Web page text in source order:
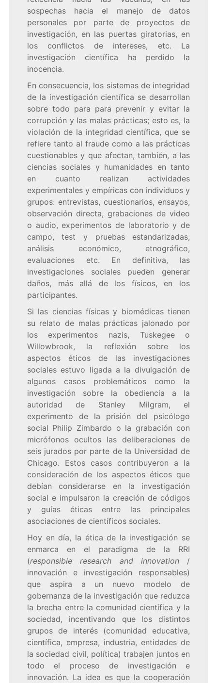
sospechas hacia el manejo de datos
personales por parte de proyectos de
investigación, en las puertas giratorias, en
los conflictos de intereses, etc. La
investigación científica ha perdido la
inocencia.
En consecuencia, los sistemas de integridad
de la investigación científica se desarrollan
sobre todo para para prevenir y evitar la
corrupción y las malas prácticas; esto es, la
violación de la integridad científica, que se
refiere tanto al fraude como a las prácticas
cuestionables y que afectan, también, a las
ciencias sociales y humanidades en tanto
en cuanto realizan actividades
experimentales y empíricas con individuos y
grupos: entrevistas, cuestionarios, ensayos,
observación directa, grabaciones de video
o audio, experimentos de laboratorio y de
campo, test y pruebas estandarizadas,
análisis económico, etnográfico,
evaluaciones etc. En definitiva, las
investigaciones sociales pueden generar
daños, más allá de los físicos, en los
participantes.
Si las ciencias físicas y biomédicas tienen
su relato de malas prácticas jalonado por
los experimentos nazis, Tuskegee o
Willowbrook, la reflexión sobre los
aspectos éticos de las investigaciones
sociales estuvo ligada a la divulgación de
algunos casos problemáticos como la
investigación sobre la obediencia a la
autoridad de Stanley Milgram,
el
experimento de la prisión del psicólogo
social Philip Zimbardo o la grabación con
micrófonos ocultos las deliberaciones de
seis jurados por parte de la Universidad de
Chicago. Estos casos contribuyeron a la
consideración de los aspectos éticos que
debían considerarse en la investigación
social e impulsaron la creación de códigos
y guías éticas entre las principales
asociaciones de científicos sociales.
Hoy en día, la ética de la investigación se
enmarca en el paradigma de la RRI
(responsible research and innovation/
innovación e investigación responsables)
que aspira a un nuevo modelo de
gobernanza de la investigación que reduzca
la brecha entre la comunidad científica y la
sociedad, incentivando que los distintos
grupos de interés (comunidad educativa,
científica, empresa, industria, entidades de
la sociedad civil, política) trabajen juntos en
todo el proceso de investigación e
innovación. La idea es que la cooperación